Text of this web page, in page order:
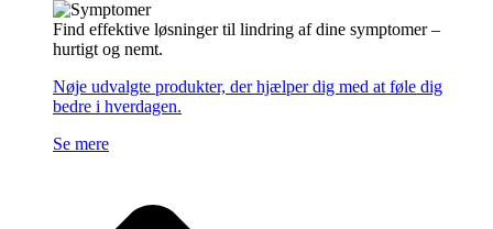
Find effektive løsninger til lindring af dine symptomer –
hurtigt og nemt.
Nøje udvalgte produkter, der hjælper dig med at føle dig
bedre i hverdagen.
Se mere